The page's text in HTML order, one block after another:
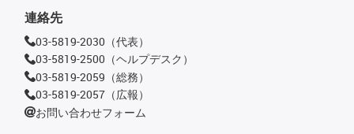
連絡先
03-5819-2030（代表）
03-5819-2500（ヘルプデスク）
03-5819-2059（総務）
03-5819-2057（広報）
お問い合わせフォーム